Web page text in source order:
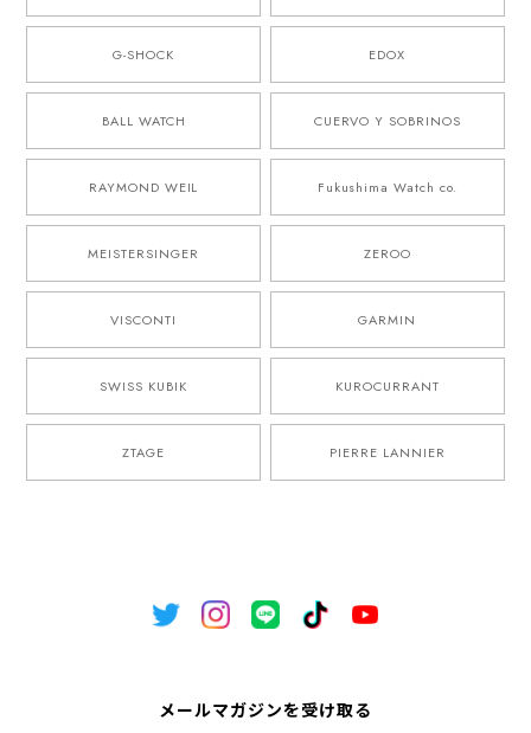
G-SHOCK EDOX
BALL WATCH CUERVO Y SOBRINOS
RAYMOND WEIL Fukushima Watch co.
MEISTERSINGER ZEROO
VISCONTI GARMIN
SWISS KUBIK KUROCURRANT
ZTAGE PIERRE LANNIER
メールマガジンを受け取る